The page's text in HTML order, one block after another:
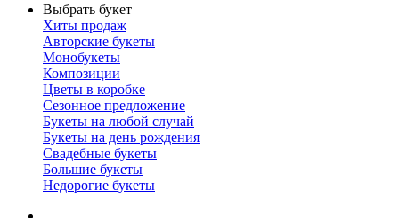
Выбрать букет
Хиты продаж
Авторские букеты
Монобукеты
Композиции
Цветы в коробке
Сезонное предложение
Букеты на любой случай
Букеты на день рождения
Свадебные букеты
Большие букеты
Недорогие букеты